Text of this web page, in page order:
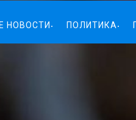
НОВОСТИ ПОЛИТИКА